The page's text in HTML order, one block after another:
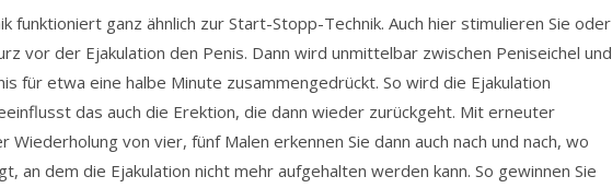
funktioniert ganz ähnlich zur Start-Stopp-Technik. Auch hier stimulieren Sie oder
vor der Ejakulation den Penis. Dann wird unmittelbar zwischen Peniseichel und
für etwa eine halbe Minute zusammengedrückt. So wird die Ejakulation
das auch die Erektion, die dann wieder zurückgeht. Mit erneuter
Wiederholung von vier, fünf Malen erkennen Sie dann auch nach und nach, wo
an dem die Ejakulation nicht mehr aufgehalten werden kann. So gewinnen Sie